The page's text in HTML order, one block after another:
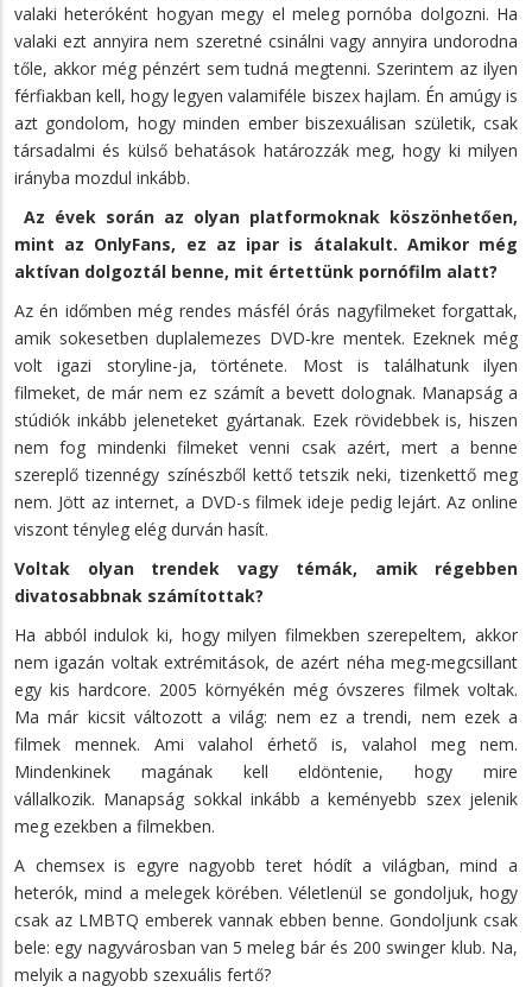
valaki heteróként hogyan megy el meleg pornóba dolgozni. Ha
valaki ezt annyira nem szeretné csinálni vagy annyira undorodna
tőle, akkor még pénzért sem tudná megtenni. Szerintem az ilyen
férfiakban kell, hogy legyen valamiféle biszex hajlam. Én amúgy is
azt gondolom, hogy minden ember biszexuálisan születik, csak
társadalmi és külső behatások határozzák meg, hogy ki milyen
irányba mozdul inkább.
Az évek során az olyan platformoknak köszönhetően,
mint az OnlyFans, ez az ipar is átalakult. Amikor még
aktívan dolgoztál benne, mit értettünk pornófilm alatt?
Az én időmben még rendes másfél órás nagyfilmeket forgattak,
amik sokesetben duplalemezes DVD-kre mentek. Ezeknek még
volt igazi storyline-ja, története. Most is találhatunk ilyen
filmeket, de már nem ez számít a bevett dolognak. Manapság a
stúdiók inkább jeleneteket gyártanak. Ezek rövidebbek is, hiszen
nem fog mindenki filmeket venni csak azért, mert a benne
szereplő tizennégy színészből kettő tetszik neki, tizenkettő meg
nem. Jött az internet, a DVD-s filmek ideje pedig lejárt. Az online
viszont tényleg elég durván hasít.
Voltak olyan trendek vagy témák, amik régebben
divatosabbnak számítottak?
Ha abból indulok ki, hogy milyen filmekben szerepeltem, akkor
nem igazán voltak extrémitások, de azért néha meg-megcsillant
egy kis hardcore. 2005 környékén még óvszeres filmek voltak.
Ma már kicsit változott a világ: nem ez a trendi, nem ezek a
filmek mennek. Ami valahol érhető is, valahol meg nem.
Mindenkinek magának kell eldöntenie, hogy mire
vállalkozik. Manapság sokkal inkább a keményebb szex jelenik
meg ezekben a filmekben.
A chemsex is egyre nagyobb teret hódít a világban, mind a
heterók, mind a melegek körében. Véletlenül se gondoljuk, hogy
csak az LMBTQ emberek vannak ebben benne. Gondoljunk csak
bele: egy nagyvárosban van 5 meleg bár és 200 swinger klub. Na,
melyik a nagyobb szexuális fertő?